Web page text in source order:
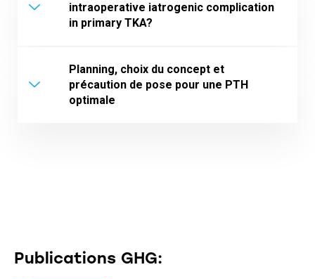
intraoperative iatrogenic complication
in primary TKA?
Planning, choix du concept et
précaution de pose pour une PTH
optimale
Publications GHG: